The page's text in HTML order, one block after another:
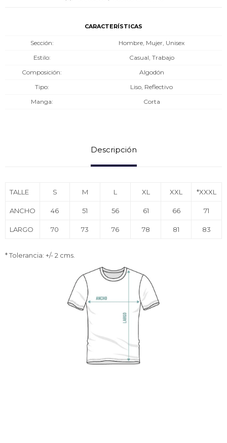
CARACTERÍSTICAS
Sección
Hombre, Mujer, Unisex
Estilo
Casual, Trabajo
Composición
Algodón
Tipo
Liso, Reflectivo
Manga
Corta
Descripción
TALLE S M L XL XXL *XXXL
ANCHO 46 51 56 61 66 71
LARGO 70 73 76 78 81 83
* Tolerancia: +/- 2 cms.